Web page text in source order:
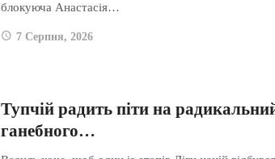
блокуюча Анастасія…
7 Серпня, 2026
Тупчій радить піти на
ганебного…